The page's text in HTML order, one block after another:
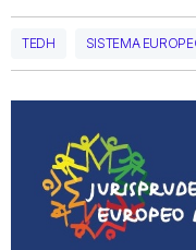
TEDH SISTEMA